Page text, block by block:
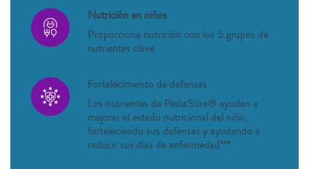
Nutrición en niños
Proporciona nutrición con los 5 grupos de
nutrientes clave.
Fortalecimiento de defensas
Los nutrientes de PediaSure® ayudan a
mejorar el estado nutricional del niño,
fortaleciendo sus defensas y ayudando a
reducir sus días de enfermedad***.